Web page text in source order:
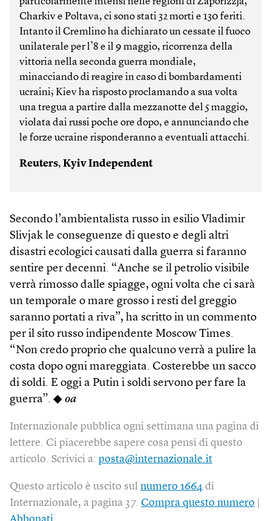
Charkiv e Poltava, ci sono stati 32 morti e 130 feriti.
Intanto il Cremlino ha dichiarato un cessate il fuoco
unilaterale per l’8 e il 9 maggio, ricorrenza della
vittoria nella seconda guerra mondiale,
minacciando di reagire in caso di bombardamenti
ucraini; Kiev ha risposto proclamando a sua volta
una tregua a partire dalla mezzanotte del 5 maggio,
violata dai russi poche ore dopo, e annunciando che
le forze ucraine risponderanno a eventuali attacchi.
Reuters, Kyiv Independent
Secondo l’ambientalista russo in esilio Vladimir
Slivjak le conseguenze di questo e degli altri
disastri ecologici causati dalla guerra si faranno
sentire per decenni. “Anche se il petrolio visibile
verrà rimosso dalle spiagge, ogni volta che ci sarà
un temporale o mare grosso i resti del greggio
saranno portati a riva”, ha scritto in un commento
per il sito russo indipendente Moscow Times.
“Non credo proprio che qualcuno verrà a pulire la
costa dopo ogni mareggiata. Costerebbe un sacco
di soldi. E oggi a Putin i soldi servono per fare la
guerra”. ◆ oa
Internazionale pubblica ogni settimana una pagina di
lettere. Ci piacerebbe sapere cosa pensi di questo
articolo. Scrivici a: posta@internazionale.it
Questo articolo è uscito sul numero 1664 di
Internazionale, a pagina 37. Compra questo numero